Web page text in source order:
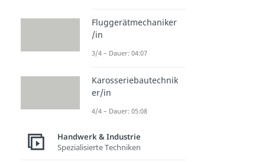
Fluggerätmechaniker
/in
3/4 – Dauer: 04:07
Karosseriebautechnik
er/in
4/4 – Dauer: 05:08
Handwerk & Industrie
Spezialisierte Techniken